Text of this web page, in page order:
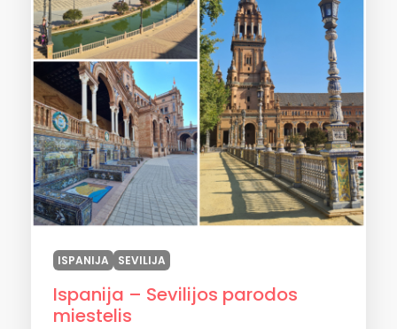
ISPANIJA SEVILIJA
Ispanija – Sevilijos parodos
miestelis